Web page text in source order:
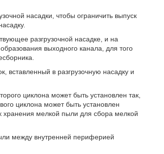
насадки, чтобы ограничить выпуск
разгрузочной насадке, и на
выходного канала, для того
в разгрузочную насадку и
циклона может быть установлен так,
циклона может быть установлен
хранения мелкой пыли для сбора мелкой
между внутренней периферией